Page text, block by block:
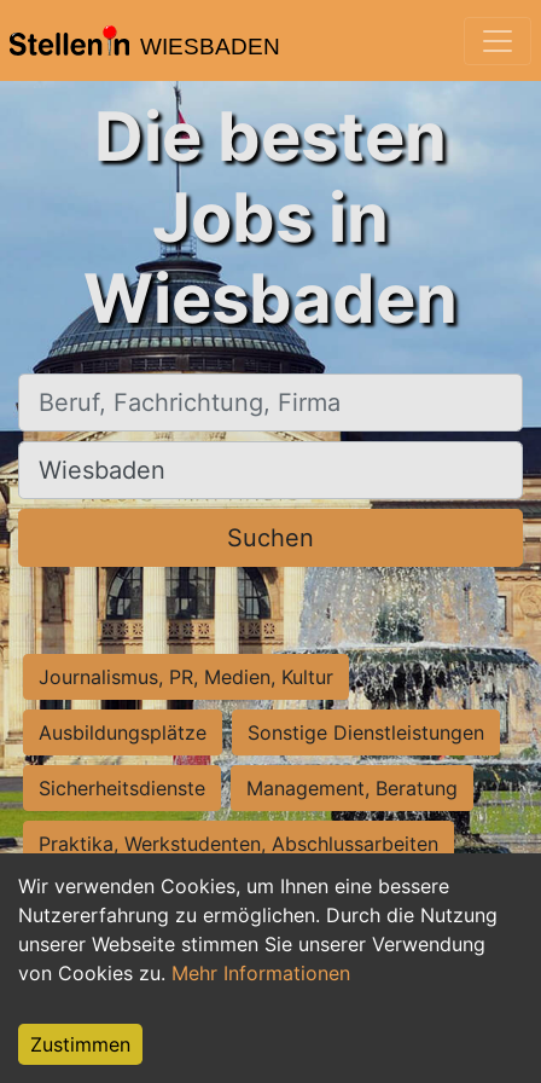
WIESBADEN
Wir verwenden Cookies, um Ihnen eine bessere
Nutzererfahrung zu ermöglichen. Durch die Nutzung
unserer Webseite stimmen Sie unserer Verwendung
von Cookies zu. Mehr Informationen
Zustimmen
Die besten
Jobs in
Wiesbaden
Beruf, Fachrichtung, Firma
Ort, Stadt
Suchen
Journalismus, PR, Medien, Kultur
Ausbildungsplätze Sonstige Dienstleistungen
Sicherheitsdienste Management, Beratung
Praktika, Werkstudenten, Abschlussarbeiten
Personalwesen Assistenz, Sekretariat
Hilfskräfte, Aushilfs- und Nebenjobs
Weiterbildung, Studium, duale Ausbildung